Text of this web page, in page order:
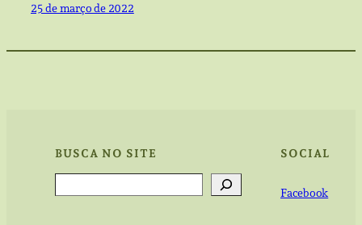
25 de março de 2022
BUSCA NO SITE SOCIAL
Facebook